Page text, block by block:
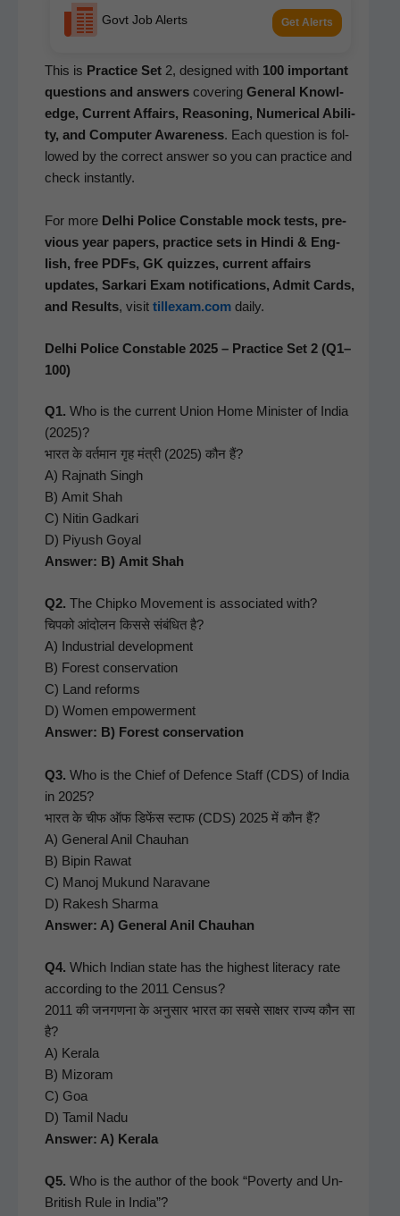
Govt Job Alerts Get Alerts
This is Prac­tice Set 2, designed with 100 impor­tant
ques­tions and answerscov­er­ing Gen­er­al Knowl­
edge, Cur­rent Affairs, Rea­son­ing, Numer­i­cal Abil­i­
ty, and Com­put­er Aware­ness. Each ques­tion is fol­
lowed by the cor­rect answer so you can prac­tice and
check instantly.
For more Del­hi Police Con­sta­ble mock tests, pre­
vi­ous year papers, prac­tice sets in Hin­di & Eng­
lish, free PDFs, GK quizzes, cur­rent affairs
updates, Sarkari Exam noti­fi­ca­tions, Admit Cards,
and Results, vis­it tillexam.comdaily.
Delhi Police Constable 2025 – Practice Set 2 (Q1–
100)
Q1. Who is the cur­rent Union Home Min­is­ter of India
(2025)?
भारत के वर्तमान गृह मंत्री (2025) कौन हैं?
A) Raj­nath Singh
B) Amit Shah
C) Nitin Gad­kari
D) Piyush Goy­al
Answer: B) Amit Shah
Q2. The Chip­ko Move­ment is asso­ci­at­ed with?
चिपको आंदोलन किससे संबंधित है?
A) Indus­tri­al devel­op­ment
B) For­est con­ser­va­tion
C) Land reforms
D) Women empow­er­ment
Answer: B) For­est conservation
Q3. Who is the Chief of Defence Staff (CDS) of India
in 2025?
भारत के चीफ ऑफ डिफेंस स्टाफ (CDS) 2025 में कौन हैं?
A) Gen­er­al Anil Chauhan
B) Bipin Rawat
C) Manoj Mukund Nar­a­vane
D) Rakesh Shar­ma
Answer: A) Gen­er­al Anil Chauhan
Q4. Which Indi­an state has the high­est lit­er­a­cy rate
accord­ing to the 2011 Cen­sus?
2011 की जनगणना के अनुसार भारत का सबसे साक्षर राज्य कौन सा
है?
A) Ker­ala
B) Mizo­ram
C) Goa
D) Tamil Nadu
Answer: A) Kerala
Q5. Who is the author of the book “Pover­ty and Un-
British Rule in India”?